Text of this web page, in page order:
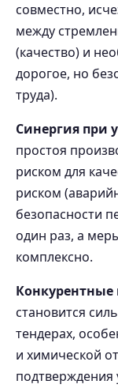
совместно,
между
(качество) и
дорогое, но
труда).
Синергия при
простоя
риском для
риском
безопасности
один раз, а
комплексно.
становится
тендерах,
и химической
подтверждения